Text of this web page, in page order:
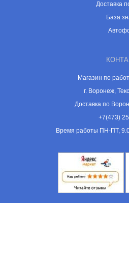
Доставка
База
Магазин по
г. Воронеж,
Доставка по
+7(473)
Время работы ПН-ПТ,